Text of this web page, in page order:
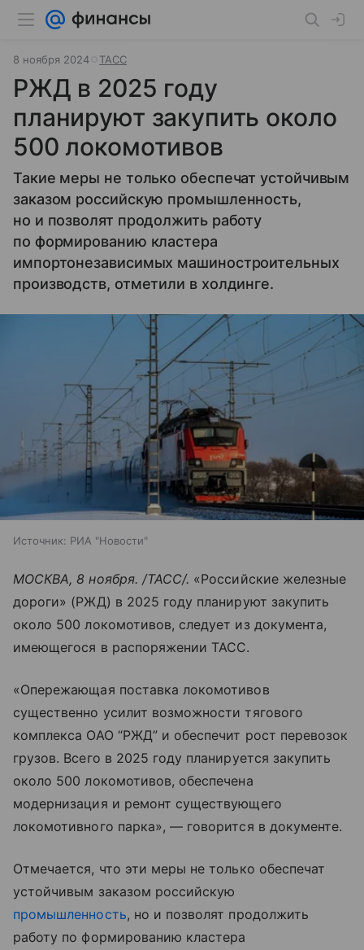
8 ноября 2024 ТАСС
РЖД в 2025 году
планируют закупить около
500 локомотивов
Такие меры не только обеспечат устойчивым
заказом российскую промышленность,
но и позволят продолжить работу
по формированию кластера
импортонезависимых машиностроительных
производств, отметили в холдинге.
Источник: РИА "Новости"
МОСКВА, 8 ноября. /ТАСС/. «Российские железные
дороги» (РЖД) в 2025 году планируют закупить
около 500 локомотивов, следует из документа,
имеющегося в распоряжении ТАСС.
«Опережающая поставка локомотивов
существенно усилит возможности тягового
комплекса ОАО “РЖД” и обеспечит рост перевозок
грузов. Всего в 2025 году планируется закупить
около 500 локомотивов, обеспечена
модернизация и ремонт существующего
локомотивного парка», — говорится в документе.
Отмечается, что эти меры не только обеспечат
устойчивым заказом российскую
промышленность, но и позволят продолжить
работу по формированию кластера